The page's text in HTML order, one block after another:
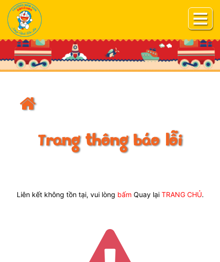
Trang thông báo lỗi
Liên kết không tồn tại, vui lòng bấm Quay lại TRANG CHỦ.